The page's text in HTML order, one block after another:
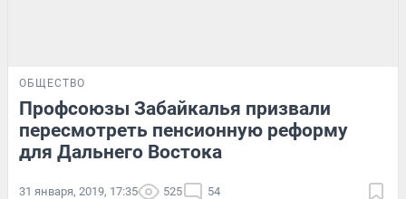
ОБЩЕСТВО
Профсоюзы Забайкалья призвали
пересмотреть пенсионную реформу
для Дальнего Востока
31 января, 2019, 17:35 525 54